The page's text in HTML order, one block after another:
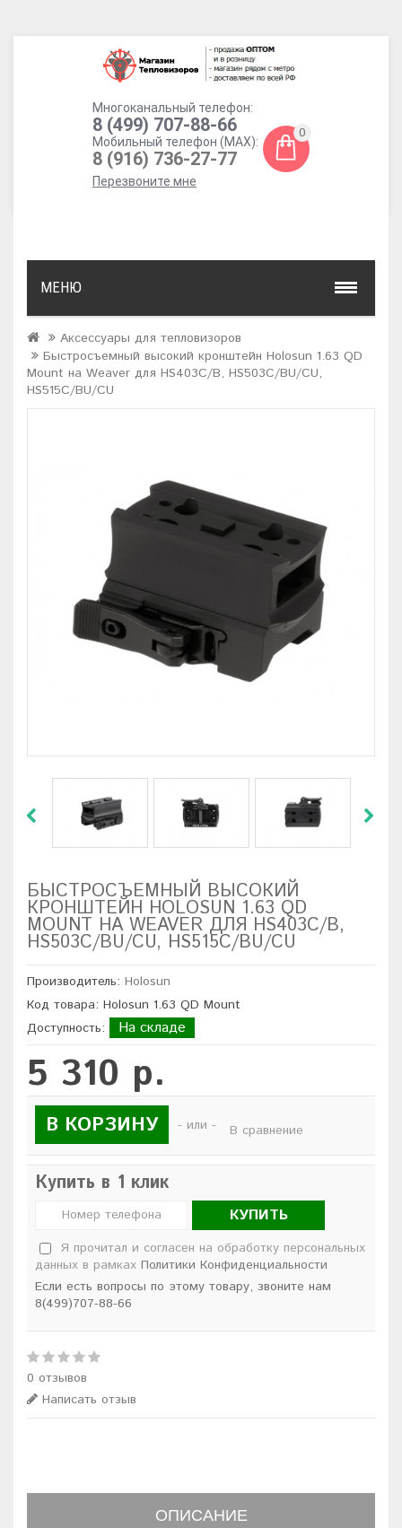
Многоканальный телефон:
8 (499) 707-88-66
Мобильный телефон (MAX):
8 (916) 736-27-77
Перезвоните мне
0
МЕНЮ
Аксессуары для тепловизоров
Быстросъемный высокий кронштейн Holosun 1.63 QD
Mount на Weaver для HS403C/B, HS503C/BU/CU,
HS515C/BU/CU
БЫСТРОСЪЕМНЫЙ ВЫСОКИЙ
КРОНШТЕЙН HOLOSUN 1.63 QD
MOUNT НА WEAVER ДЛЯ HS403C/B,
HS503C/BU/CU, HS515C/BU/CU
Производитель: Holosun
Код товара: Holosun 1.63 QD Mount
Доступность:
На складе
5 310 р.
В КОРЗИНУ - или - В сравнение
Купить в 1 клик
КУПИТЬ
Я прочитал и согласен на обработку персональных
данных в рамках Политики Конфиденциальности
Если есть вопросы по этому товару, звоните нам
8(499)707-88-66
0 отзывов
Написать отзыв
ОПИСАНИЕ